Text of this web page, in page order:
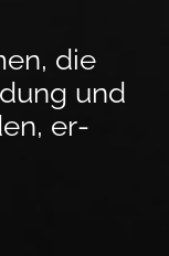
die
und
er­